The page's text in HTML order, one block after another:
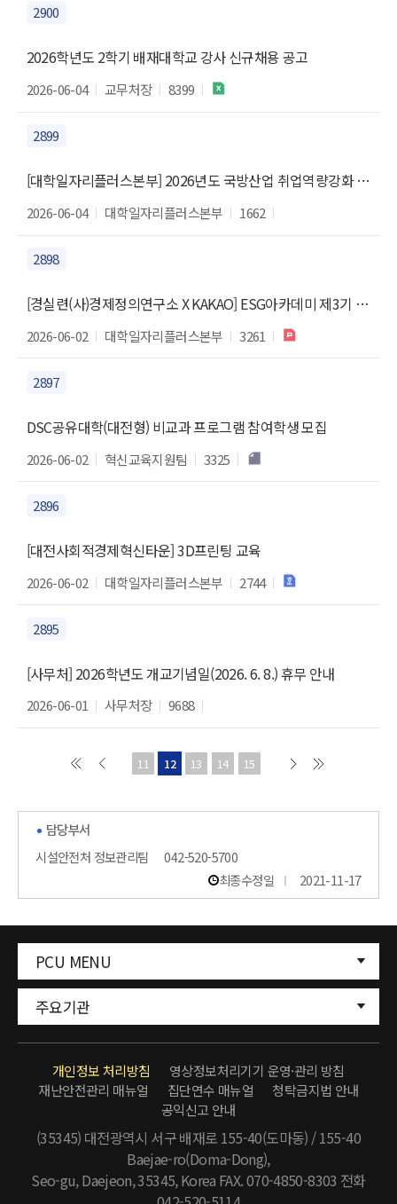
2900
2026학년도 2학기 배재대학교 강사 신규채용 공고
2026-06-04 교무처장 8399
2899
[대학일자리플러스본부] 2026년도 국방산업 취업역량강화 실무교육 참여자 모집
2026-06-04 대학일자리플러스본부 1662
2898
[경실련(사)경제정의연구소 X KAKAO] ESG아카데미 제3기 모집
2026-06-02 대학일자리플러스본부 3261
2897
DSC공유대학(대전형) 비교과 프로그램 참여학생 모집
2026-06-02 혁신교육지원팀 3325
2896
[대전사회적경제혁신타운] 3D프린팅 교육
2026-06-02 대학일자리플러스본부 2744
2895
[사무처] 2026학년도 개교기념일(2026. 6. 8.) 휴무 안내
2026-06-01 사무처장 9688
11 12 13 14 15
담당부서
시설안전처 정보관리팀
042-520-5700
최종수정일
2021-11-17
PCU MENU
주요기관
개인정보 처리방침
영상정보처리기기 운영·관리 방침
재난안전관리 매뉴얼
집단연수 매뉴얼
청탁금지법 안내
공익신고 안내
(35345) 대전광역시 서구 배재로 155-40(도마동) / 155-40
Baejae-ro(Doma-Dong),
Seo-gu, Daejeon, 35345, Korea FAX. 070-4850-8303 전화